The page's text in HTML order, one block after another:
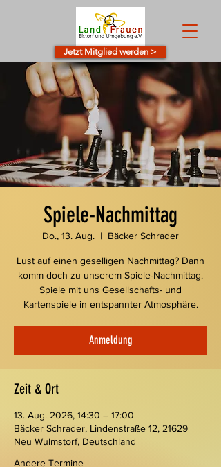
Jetzt Mitglied werden >
Spiele-Nachmittag
Do., 13. Aug.
  |
Bäcker Schrader
Lust auf einen geselligen Nachmittag? Dann
komm doch zu unserem Spiele-Nachmittag.
Spiele mit uns Gesellschafts- und
Kartenspiele in entspannter Atmosphäre.
Anmeldung
Zeit & Ort
13. Aug. 2026, 14:30 – 17:00
Bäcker Schrader, Lindenstraße 12, 21629
Neu Wulmstorf, Deutschland
Andere Termine